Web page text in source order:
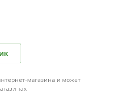
магазина и может